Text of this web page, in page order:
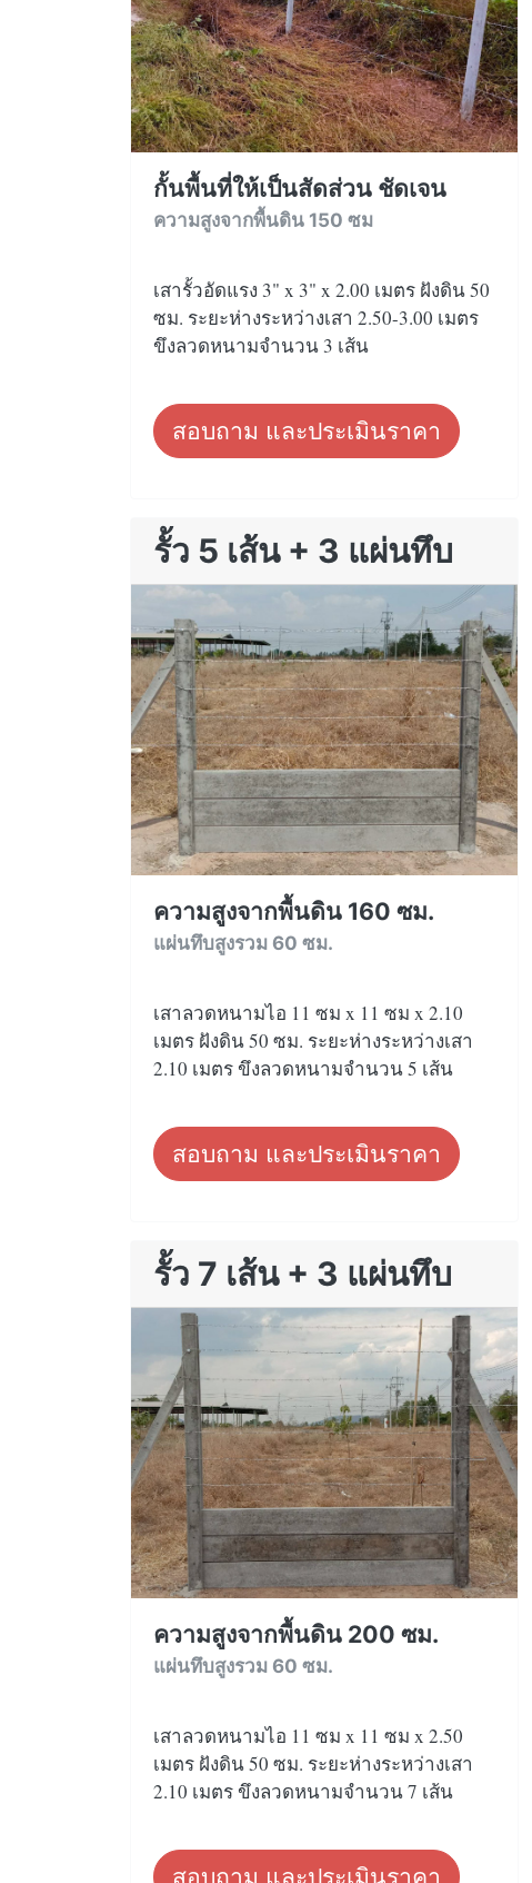
กั้นพื้นที่ให้เป็นสัดส่วน ชัดเจน
ความสูงจากพื้นดิน 150 ซม
เสารั้วอัดแรง 3" x 3" x 2.00 เมตร ฝังดิน 50
ซม. ระยะห่างระหว่างเสา 2.50-3.00 เมตร
ขึงลวดหนามจำนวน 3 เส้น
สอบถาม และประเมินราคา
รั้ว 5 เส้น + 3 แผ่นทึบ
ความสูงจากพื้นดิน 160 ซม.
แผ่นทึบสูงรวม 60 ซม.
เสาลวดหนามไอ 11 ซม x 11 ซม x 2.10
เมตร ฝังดิน 50 ซม. ระยะห่างระหว่างเสา
2.10 เมตร ขึงลวดหนามจำนวน 5 เส้น
สอบถาม และประเมินราคา
รั้ว 7 เส้น + 3 แผ่นทึบ
ความสูงจากพื้นดิน 200 ซม.
แผ่นทึบสูงรวม 60 ซม.
เสาลวดหนามไอ 11 ซม x 11 ซม x 2.50
เมตร ฝังดิน 50 ซม. ระยะห่างระหว่างเสา
2.10 เมตร ขึงลวดหนามจำนวน 7 เส้น
สอบถาม และประเมินราคา